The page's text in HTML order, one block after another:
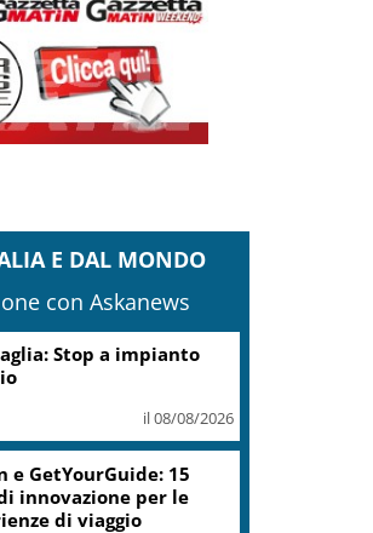
E DAL MONDO
con Askanews
Stop a impianto
il 08/08/2026
e GetYourGuide: 15
innovazione per le
di viaggio